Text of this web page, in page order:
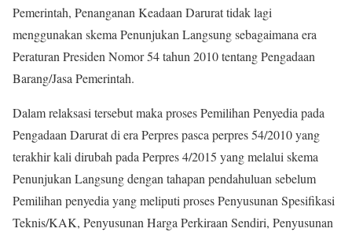
Pemerintah, Penanganan Keadaan Darurat tidak lagi
menggunakan skema Penunjukan Langsung sebagaimana era
Peraturan Presiden Nomor 54 tahun 2010 tentang Pengadaan
Barang/Jasa Pemerintah.
Dalam relaksasi tersebut maka proses Pemilihan Penyedia pada
Pengadaan Darurat di era Perpres pasca perpres 54/2010 yang
terakhir kali dirubah pada Perpres 4/2015 yang melalui skema
Penunjukan Langsung dengan tahapan pendahuluan sebelum
Pemilihan penyedia yang meliputi proses Penyusunan Spesifikasi
Teknis/KAK, Penyusunan Harga Perkiraan Sendiri, Penyusunan